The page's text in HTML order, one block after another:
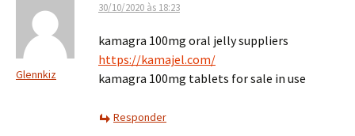
Glennkiz
30/10/2020 às 18:23
kamagra 100mg oral jelly suppliers
https://kamajel.com/
kamagra 100mg tablets for sale in use
Responder